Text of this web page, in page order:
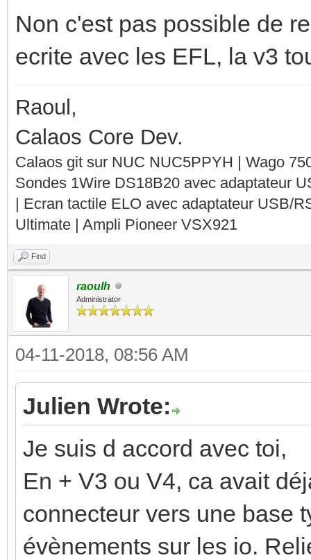
Non c'est pas possible de
ecrite avec les EFL, la v3
Raoul,
Calaos Core Dev.
Calaos git sur NUC NUC5PPYH | Wago
Sondes 1Wire DS18B20 avec adaptateur
| Ecran tactile ELO avec adaptateur USB/
Ultimate | Ampli Pioneer VSX921
Find
raoulh
Administrator
04-11-2018, 08:56 AM
Julien Wrote:
Je suis d accord avec toi,
En + V3 ou V4, ca avait
connecteur vers une base
évènements sur les io.